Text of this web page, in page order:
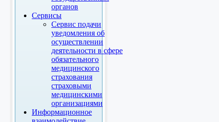
органов
Сервисы
Сервис подачи
уведомления об
осуществлении
деятельности в сфере
обязательного
медицинского
страхования
страховыми
медицинскими
организациями
Информационное